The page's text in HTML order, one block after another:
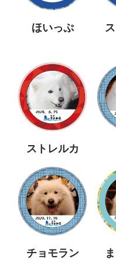
ほいっぷ
ストレルカ
チョモラン